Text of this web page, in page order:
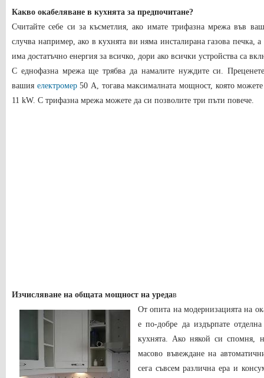
Какво окабеляване в кухнята за предпочитане?
Считайте себе си за късметлия, ако имате трифазна мрежа във
случва например, ако в кухнята ви няма инсталирана газова печка,
има достатъчно енергия за всичко, дори ако всички устройства са
С еднофазна мрежа ще трябва да намалите нуждите си.
вашия електромер50 A, тогава максималната мощност, която
11 kW. С трифазна мрежа можете да си позволите три пъти повече.
Изчисляване на общата мощност на уредав
От опита на модернизацията на
е по-добре да издърпате
кухнята. Ако някой си спомня,
масово въвеждане на
сега съвсем различна ера и